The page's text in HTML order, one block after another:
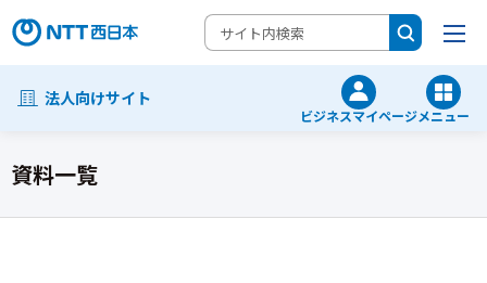
法人向けサイト
ビジネスマイページメニュー
資料一覧